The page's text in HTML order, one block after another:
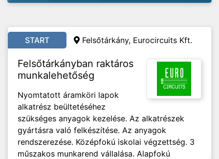
START Felsőtárkány, Eurocircuits Kft.
Felsőtárkányban raktáros
munkalehetőség
Nyomtatott áramköri lapok
alkatrész beültetéséhez
szükséges anyagok kezelése. Az alkatrészek
gyártásra való felkészítése. Az anyagok
rendszerezése. Középfokú iskolai végzettség. 3
műszakos munkarend vállalása. Alapfokú